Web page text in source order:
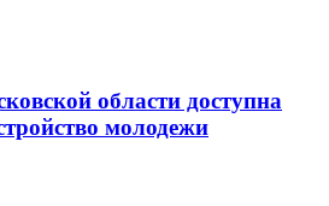
области доступна
молодежи